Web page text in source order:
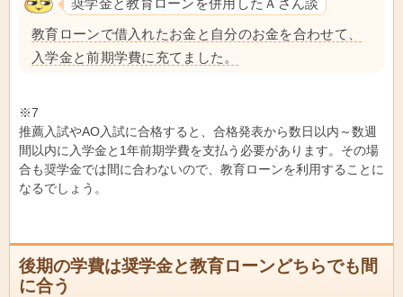
奨学金と教育ローンを併用したＡさん談
教育ローンで借入れたお金と自分のお金を合わせて、
入学金と前期学費に充てました。
※7
推薦入試やAO入試に合格すると、合格発表から数日以内～数週
間以内に入学金と1年前期学費を支払う必要があります。その場
合も奨学金では間に合わないので、教育ローンを利用することに
なるでしょう。
後期の学費は奨学金と教育ローンどちらでも間
に合う